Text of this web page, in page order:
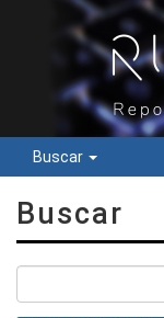
Buscar
Buscar